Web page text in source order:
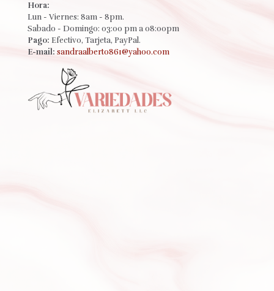
Hora:
Lun - Viernes: 8am - 8pm.
Sabado - Domingo: 03:00 pm a 08:00pm
Pago: Efectivo, Tarjeta, PayPal.
E-mail: sandraalberto861@yahoo.com